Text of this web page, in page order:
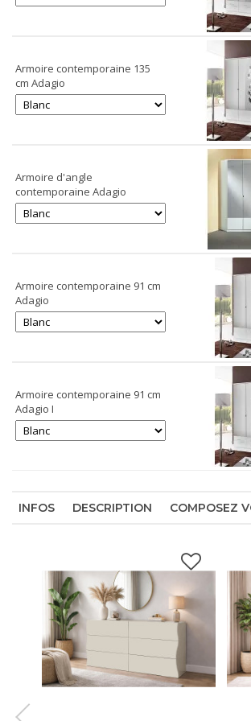
Armoire contemporaine 135
cm Adagio
Armoire d'angle
contemporaine Adagio
Armoire contemporaine 91 cm
Adagio
Armoire contemporaine 91 cm
Adagio I
INFOS DESCRIPTION COMPOSEZ